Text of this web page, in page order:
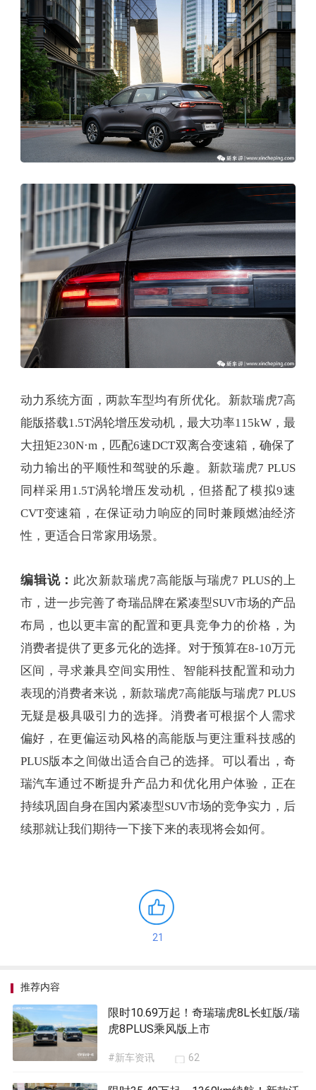
动力系统方面，两款车型均有所优化。新款瑞虎7高
能版搭载1.5T涡轮增压发动机，最大功率115kW，最
大扭矩230N·m，匹配6速DCT双离合变速箱，确保了
动力输出的平顺性和驾驶的乐趣。新款瑞虎7 PLUS
同样采用1.5T涡轮增压发动机，但搭配了模拟9速
CVT变速箱，在保证动力响应的同时兼顾燃油经济
性，更适合日常家用场景。
编辑说： 此次新款瑞虎7高能版与瑞虎7 PLUS的上
市，进一步完善了奇瑞品牌在紧凑型SUV市场的产品
布局，也以更丰富的配置和更具竞争力的价格，为
消费者提供了更多元化的选择。对于预算在8-10万元
区间，寻求兼具空间实用性、智能科技配置和动力
表现的消费者来说，新款瑞虎7高能版与瑞虎7 PLUS
无疑是极具吸引力的选择。消费者可根据个人需求
偏好，在更偏运动风格的高能版与更注重科技感的
PLUS版本之间做出适合自己的选择。可以看出，奇
瑞汽车通过不断提升产品力和优化用户体验，正在
持续巩固自身在国内紧凑型SUV市场的竞争实力，后
续那就让我们期待一下接下来的表现将会如何。
21
推荐内容
限时10.69万起！奇瑞瑞虎8L长虹版/瑞
虎8PLUS乘风版上市
#新车资讯 62